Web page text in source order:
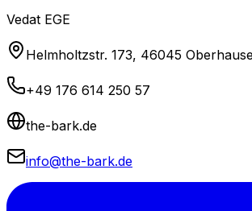
Vedat EGE
Helmholtzstr. 173, 46045
+49 176 614 250 57
the-bark.de
info@the-bark.de